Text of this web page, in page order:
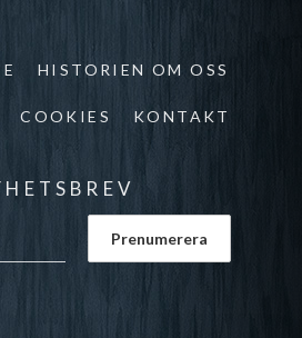
HISTORIEN OM OSS
COOKIES KONTAKT